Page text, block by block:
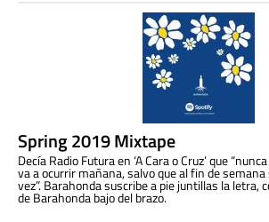
Spring 2019 Mixtape
Decía Radio Futura en ‘A Cara o Cruz’ que
va a ocurrir mañana, salvo que al fin de
vez”. Barahonda suscribe a pie juntillas la letra,
de Barahonda bajo del brazo.